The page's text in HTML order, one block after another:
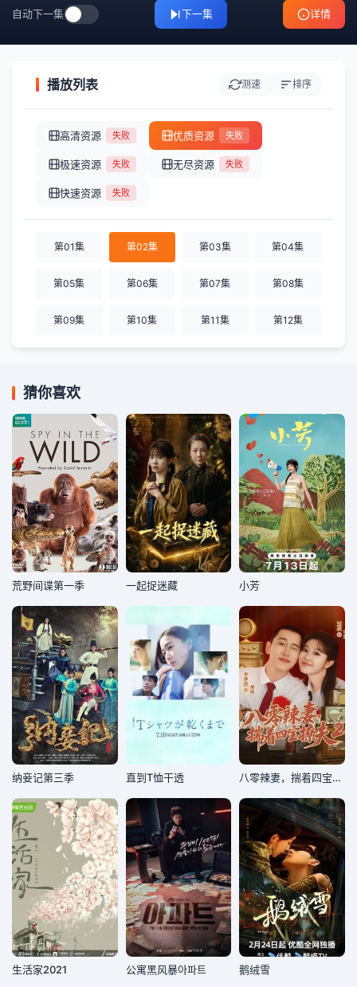
自动下一集 下一集 详情
播放列表 测速 排序
高清资源 失败 优质资源 失败
极速资源 失败 无尽资源 失败
快速资源 失败
第01集 第02集 第03集 第04集
第05集 第06集 第07集 第08集
第09集 第10集 第11集 第12集
猜你喜欢
荒野间谍第一季 一起捉迷藏 小芳
纳妾记第三季 直到T恤干透 八零辣妻，揣着四宝撩夫2第2季
生活家2021 公寓黑风暴아파트 鹅绒雪